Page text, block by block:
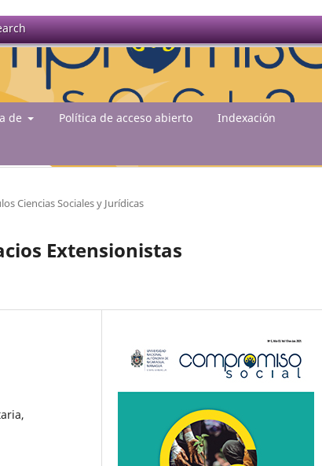
de Política de acceso abierto Indexación
Ciencias Sociales y Jurídicas
Extensionistas